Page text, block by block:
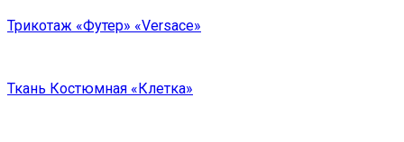
Трикотаж «Футер» «Versace»
Ткань Костюмная «Клетка»